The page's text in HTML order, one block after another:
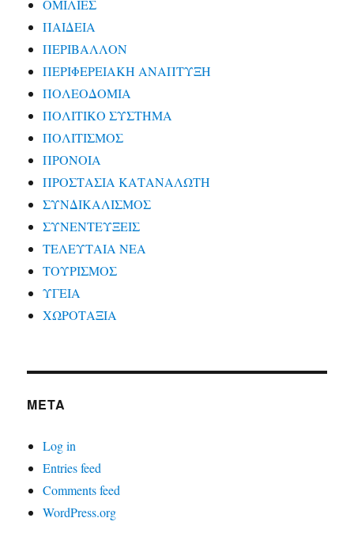
ΟΜΙΛΙΕΣ
ΠΑΙΔΕΙΑ
ΠΕΡΙΒΑΛΛΟΝ
ΠΕΡΙΦΕΡΕΙΑΚΗ ΑΝΑΠΤΥΞΗ
ΠΟΛΕΟΔΟΜΙΑ
ΠΟΛΙΤΙΚΟ ΣΥΣΤΗΜΑ
ΠΟΛΙΤΙΣΜΟΣ
ΠΡΟΝΟΙΑ
ΠΡΟΣΤΑΣΙΑ ΚΑΤΑΝΑΛΩΤΗ
ΣΥΝΔΙΚΑΛΙΣΜΟΣ
ΣΥΝΕΝΤΕΥΞΕΙΣ
ΤΕΛΕΥΤΑΙΑ ΝΕΑ
ΤΟΥΡΙΣΜΟΣ
ΥΓΕΙΑ
ΧΩΡΟΤΑΞΙΑ
META
Log in
Entries feed
Comments feed
WordPress.org